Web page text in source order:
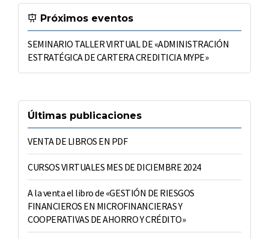
Próximos eventos
SEMINARIO TALLER VIRTUAL DE «ADMINISTRACIÓN
ESTRATÉGICA DE CARTERA CREDITICIA MYPE»
Últimas publicaciones
VENTA DE LIBROS EN PDF
CURSOS VIRTUALES MES DE DICIEMBRE 2024
A la venta el libro de «GESTIÓN DE RIESGOS
FINANCIEROS EN MICROFINANCIERAS Y
COOPERATIVAS DE AHORRO Y CRÉDITO»